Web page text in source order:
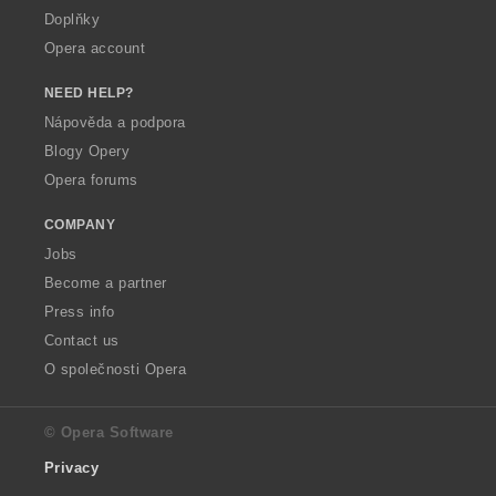
Doplňky
Opera account
NEED HELP?
Nápověda a podpora
Blogy Opery
Opera forums
COMPANY
Jobs
Become a partner
Press info
Contact us
O společnosti Opera
© Opera Software
Privacy